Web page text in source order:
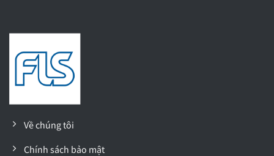
Về chúng tôi
Chính sách bảo mật